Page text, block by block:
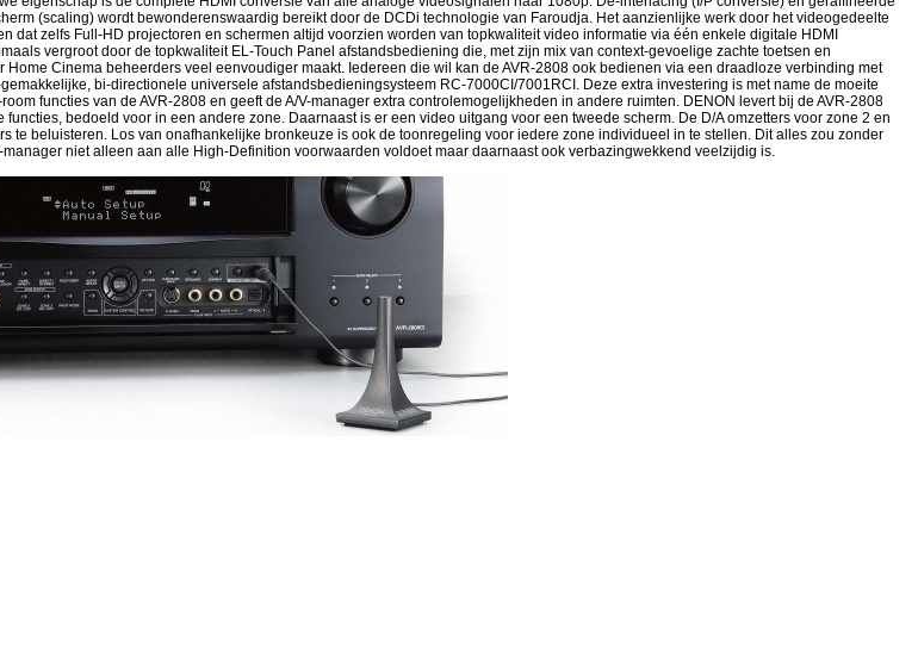
(scaling) wordt bewonderenswaardig bereikt door de DCDi technologie van Faroudja. Het aanzienlijke werk door het videogedeelte
dat zelfs Full-HD projectoren en schermen altijd voorzien worden van topkwaliteit video informatie via één enkele digitale HDMI
vergroot door de topkwaliteit EL-Touch Panel afstandsbediening die, met zijn mix van context-gevoelige zachte toetsen en
Cinema beheerders veel eenvoudiger maakt. Iedereen die wil kan de AVR-2808 ook bedienen via een draadloze verbinding met
bi-directionele universele afstandsbedieningsysteem RC-7000CI/7001RCI. Deze extra investering is met name de moeite
functies van de AVR-2808 en geeft de A/V-manager extra controlemogelijkheden in andere ruimten. DENON levert bij de AVR-2808
bedoeld voor in een andere zone. Daarnaast is er een video uitgang voor een tweede scherm. De D/A omzetters voor zone 2 en
te beluisteren. Los van onafhankelijke bronkeuze is ook de toonregeling voor iedere zone individueel in te stellen. Dit alles zou zonder
niet alleen aan alle High-Definition voorwaarden voldoet maar daarnaast ook verbazingwekkend veelzijdig is.